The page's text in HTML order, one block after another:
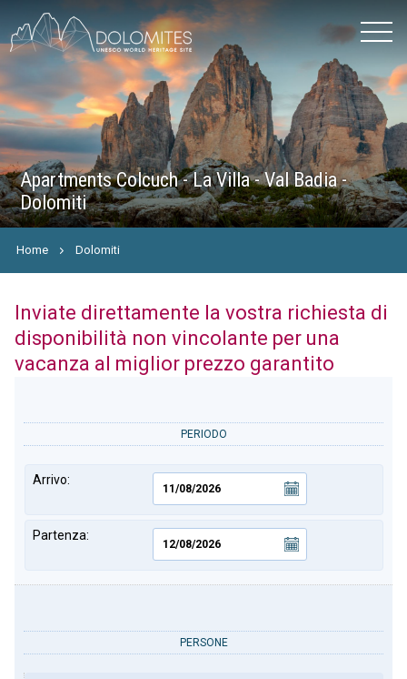
Apartments Colcuch - La Villa - Val Badia -
Dolomiti
Home Dolomiti
Inviate direttamente la vostra richiesta di
disponibilità non vincolante per una
vacanza al miglior prezzo garantito
PERIODO
Arrivo:
Partenza:
PERSONE